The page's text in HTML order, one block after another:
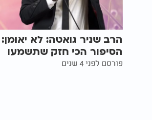
הרב שניר גואטה: לא יאומן:
הסיפור הכי חזק שתשמעו
פורסם לפני 4 שנים